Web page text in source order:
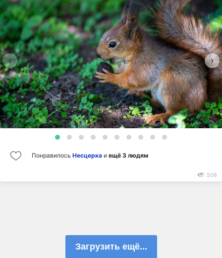
‹ ›
Понравилось Несцерка и ещё 3 людям
508
Загрузить ещё...